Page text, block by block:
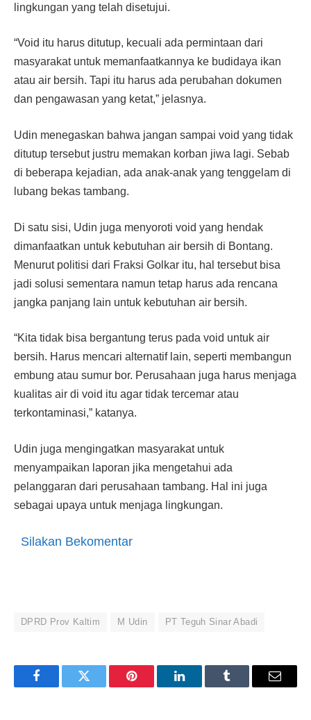
lingkungan yang telah disetujui.
“Void itu harus ditutup, kecuali ada permintaan dari
masyarakat untuk memanfaatkannya ke budidaya ikan
atau air bersih. Tapi itu harus ada perubahan dokumen
dan pengawasan yang ketat,” jelasnya.
Udin menegaskan bahwa jangan sampai void yang tidak
ditutup tersebut justru memakan korban jiwa lagi. Sebab
di beberapa kejadian, ada anak-anak yang tenggelam di
lubang bekas tambang.
Di satu sisi, Udin juga menyoroti void yang hendak
dimanfaatkan untuk kebutuhan air bersih di Bontang.
Menurut politisi dari Fraksi Golkar itu, hal tersebut bisa
jadi solusi sementara namun tetap harus ada rencana
jangka panjang lain untuk kebutuhan air bersih.
“Kita tidak bisa bergantung terus pada void untuk air
bersih. Harus mencari alternatif lain, seperti membangun
embung atau sumur bor. Perusahaan juga harus menjaga
kualitas air di void itu agar tidak tercemar atau
terkontaminasi,” katanya.
Udin juga mengingatkan masyarakat untuk
menyampaikan laporan jika mengetahui ada
pelanggaran dari perusahaan tambang. Hal ini juga
sebagai upaya untuk menjaga lingkungan.
Silakan Bekomentar
DPRD Prov Kaltim M Udin PT Teguh Sinar Abadi
FacebookTwitter Pinterest LinkedInTumblr Email